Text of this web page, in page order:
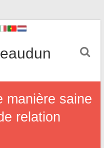
manière saine
relation